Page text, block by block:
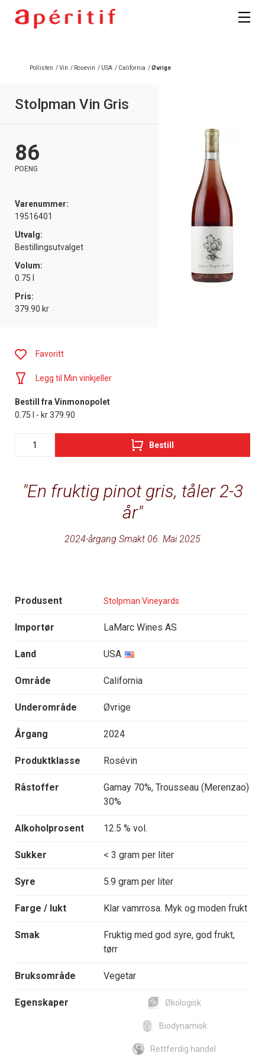
Pollisten /Vin / Rosevin / USA / California /Øvrige
Stolpman Vin Gris
86
POENG
Varenummer:
19516401
Utvalg:
Bestillingsutvalget
Volum:
0.75 l
Pris:
379.90 kr
En fruktig pinot gris, tåler 2-3
år
2024-årgang Smakt 06. Mai 2025
Produsent Stolpman Vineyards
Importør LaMarc Wines AS
Land USA
Område California
Underområde Øvrige
Årgang 2024
Produktklasse Rosévin
Råstoffer
Gamay 70%, Trousseau (Merenzao)
30%
Alkoholprosent 12.5 % vol.
Sukker < 3 gram per liter
Syre 5.9 gram per liter
Farge / lukt Klar vamrrosa. Myk og moden frukt
Smak
Fruktig med god syre, god frukt,
tørr
Bruksområde Vegetar
Egenskaper Økologisk
Biodynamisk
Rettferdig handel
Favoritt
Legg til Min vinkjeller
Bestill fra Vinmonopolet
0.75 l - kr 379.90
Bestill